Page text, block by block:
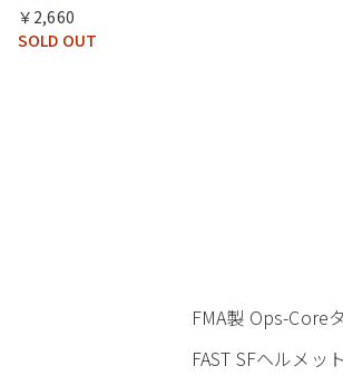
￥2,660
SOLD OUT
FMA製 Ops-Core
FAST SFヘルメ